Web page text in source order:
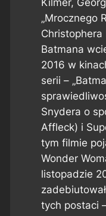
Kilmer,
„Mrocznego
Batmana
2016 w
serii –
Snydera o
Affleck) i
tym filmie
Wonder
listopadzie
tych postaci